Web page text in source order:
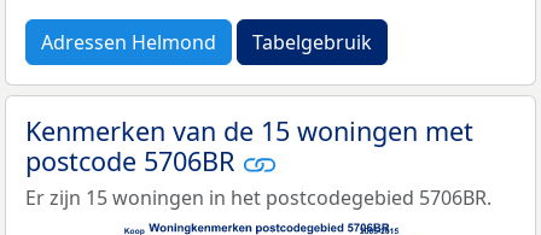
Adressen Helmond Tabelgebruik
Kenmerken van de 15 woningen met
postcode 5706BR
Er zijn 15 woningen in het postcodegebied 5706BR.